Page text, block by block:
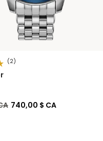
(2)
de
à740,00 $ CA